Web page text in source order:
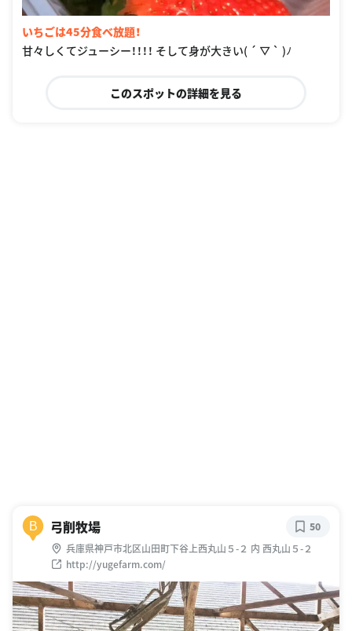
いちごは45分食べ放題！
甘々しくてジューシー！！！！ そして身が大きい( ´ ▽ ` )ﾉ
このスポットの詳細を見る
B 弓削牧場
兵庫県神戸市北区山田町下谷上西丸山５-２ 内 西丸山５-２
http://yugefarm.com/
50